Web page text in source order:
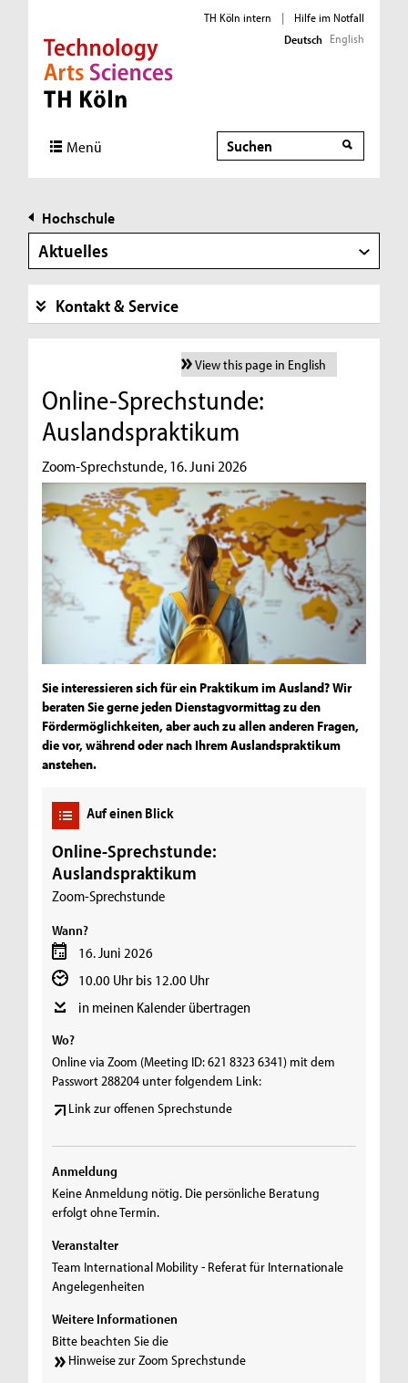
Direkt zur Hauptnavigation
Direkt zur Subnavigation
Direkt zum Inhalt
Direkt zum Fußbereich
TH Köln intern |
Hilfe im Notfall
Deutsch English
Menü Suche
Hochschule
Aktuelles
Kontakt & Service
View this page in English
Online-Sprechstunde:
Auslandspraktikum
Zoom-Sprechstunde, 16. Juni 2026
Sie interessieren sich für ein Praktikum im Ausland? Wir
beraten Sie gerne jeden Dienstagvormittag zu den
Fördermöglichkeiten, aber auch zu allen anderen Fragen,
die vor, während oder nach Ihrem Auslandspraktikum
anstehen.
Auf einen Blick
Online-Sprechstunde:
Auslandspraktikum
Zoom-Sprechstunde
Wann?
16. Juni 2026
10.00 Uhr bis 12.00 Uhr
in meinen Kalender übertragen
Wo?
Online via Zoom (Meeting ID: 621 8323 6341) mit dem
Passwort 288204 unter folgendem Link:
Link zur offenen Sprechstunde
Anmeldung
Keine Anmeldung nötig. Die persönliche Beratung
erfolgt ohne Termin.
Veranstalter
Team International Mobility - Referat für Internationale
Angelegenheiten
Weitere Informationen
Bitte beachten Sie die
Hinweise zur Zoom Sprechstunde